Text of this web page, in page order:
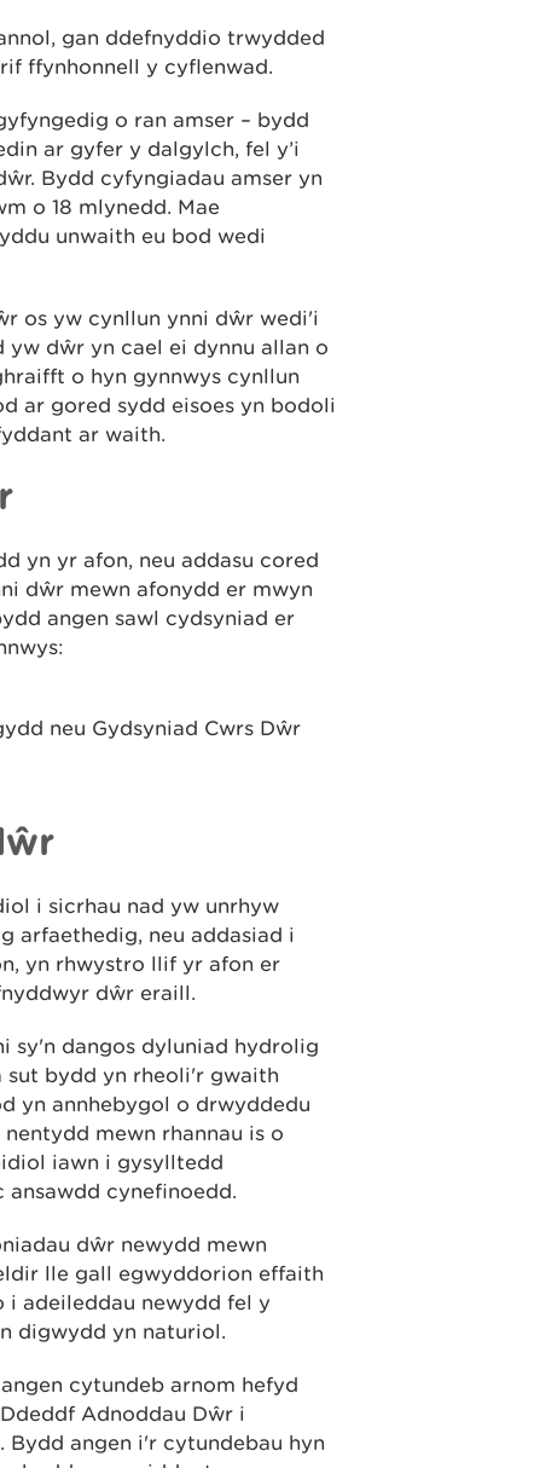
gan ddefnyddio trwydded
ffynhonnell y cyflenwad.
o ran amser – bydd
ar gyfer y dalgylch, fel y’i
Bydd cyfyngiadau amser yn
o 18 mlynedd. Mae
unwaith eu bod wedi
os yw cynllun ynni dŵr wedi'i
dŵr yn cael ei dynnu allan o
o hyn gynnwys cynllun
ar gored sydd eisoes yn bodoli
ar waith.
yn yr afon, neu addasu cored
dŵr mewn afonydd er mwyn
angen sawl cydsyniad er
neu Gydsyniad Cwrs Dŵr
i sicrhau nad yw unrhyw
arfaethedig, neu addasiad i
yn rhwystro llif yr afon er
dŵr eraill.
sy'n dangos dyluniad hydrolig
bydd yn rheoli'r gwaith
yn annhebygol o drwyddedu
mewn rhannau is o
iawn i gysylltedd
cynefinoedd.
dŵr newydd mewn
lle gall egwyddorion effaith
i adeileddau newydd fel y
digwydd yn naturiol.
cytundeb arnom hefyd
Adnoddau Dŵr i
angen i'r cytundebau hyn